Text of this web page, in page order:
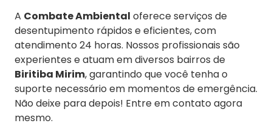
A Combate Ambiental oferece serviços de
desentupimento rápidos e eficientes, com
atendimento 24 horas. Nossos profissionais são
experientes e atuam em diversos bairros de
Biritiba Mirim, garantindo que você tenha o
suporte necessário em momentos de emergência.
Não deixe para depois! Entre em contato agora
mesmo.